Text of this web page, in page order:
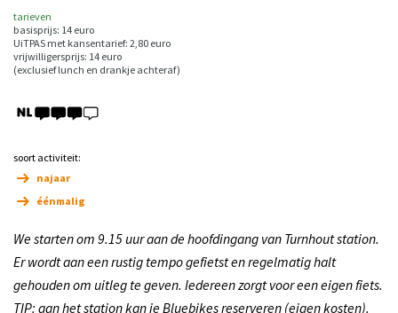
tarieven
basisprijs: 14 euro
UiTPAS met kansentarief: 2,80 euro
vrijwilligersprijs: 14 euro
(exclusief lunch en drankje achteraf)
soort activiteit:
najaar
éénmalig
We starten om 9.15 uur aan de hoofdingang van Turnhout station.
Er wordt aan een rustig tempo gefietst en regelmatig halt
gehouden om uitleg te geven. Iedereen zorgt voor een eigen fiets.
TIP: aan het station kan je Bluebikes reserveren (eigen kosten).